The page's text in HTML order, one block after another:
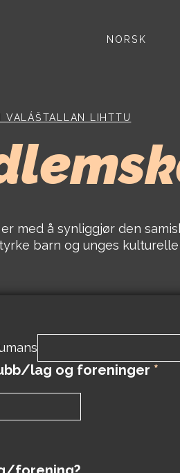
NORSK
VALÁŠTALLAN LIHTTU
med å synliggjør den
barn og unges
lag og foreninger *